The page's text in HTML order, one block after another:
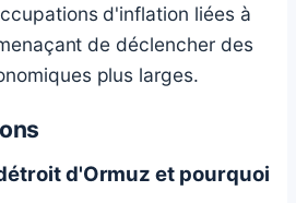
d'inflation liées à
de déclencher des
plus larges.
d'Ormuz et pourquoi